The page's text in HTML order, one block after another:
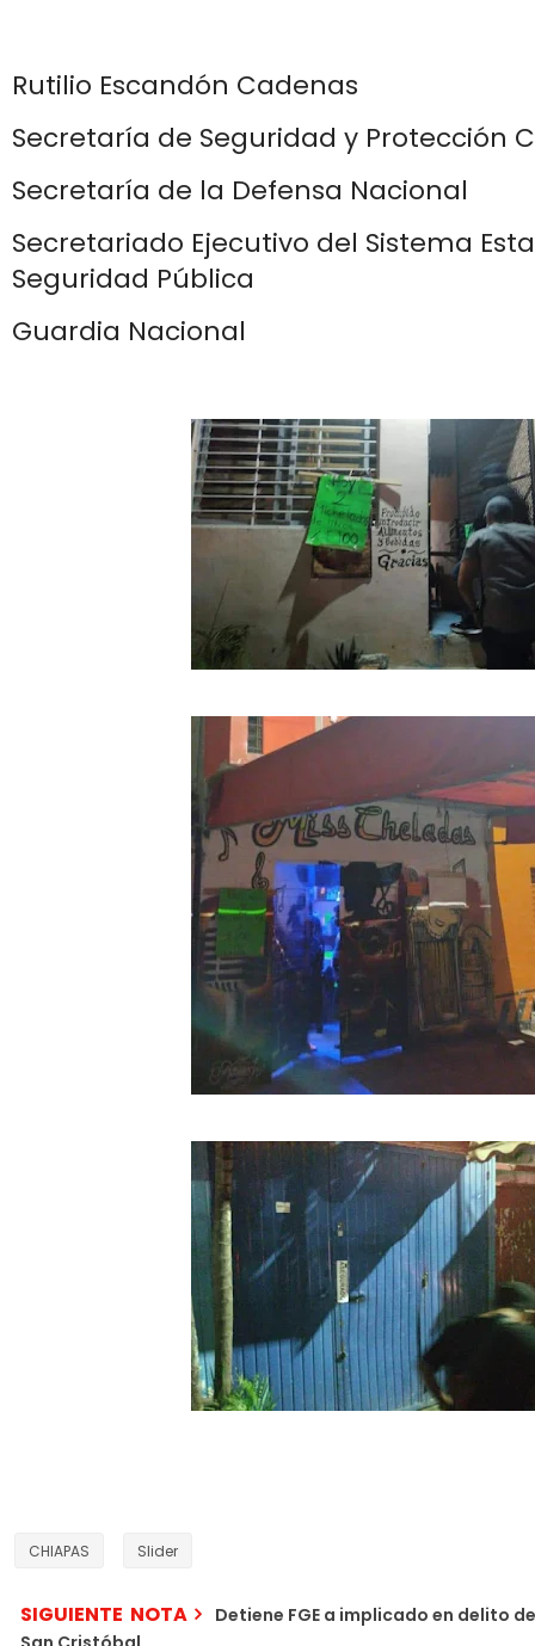
Rutilio Escandón Cadenas
Secretaría de Seguridad y Protección
Secretaría de la Defensa Nacional
Secretariado Ejecutivo del Sistema
Seguridad Pública
Guardia Nacional
CHIAPAS Slider
SIGUIENTE NOTA
Detiene FGE a implicado en delito